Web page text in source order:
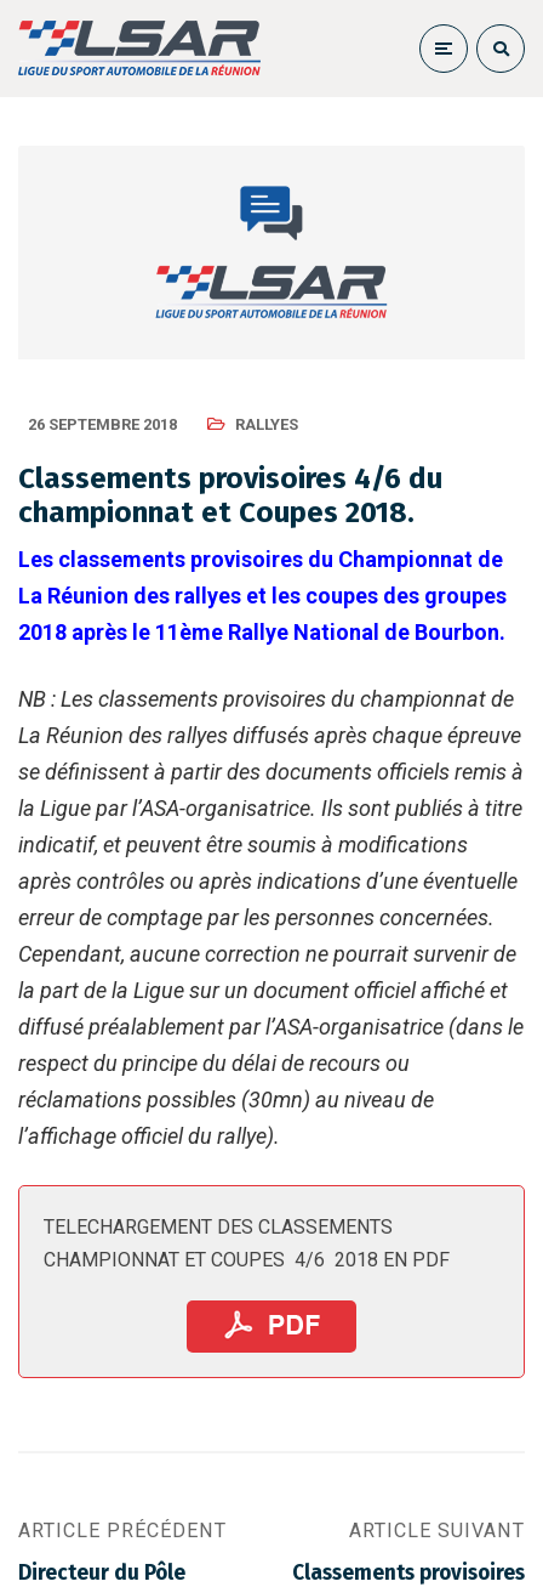
26 SEPTEMBRE 2018 RALLYES
Classements provisoires 4/6 du
championnat et Coupes 2018.
Les classements provisoires du Championnat de
La Réunion des rallyes et les coupes des groupes
2018 après le 11ème Rallye National de Bourbon.
NB : Les classements provisoires du championnat de
La Réunion des rallyes diffusés après chaque épreuve
se définissent à partir des documents officiels remis à
la Ligue par l’ASA-organisatrice. Ils sont publiés à titre
indicatif, et peuvent être soumis à modifications
après contrôles ou après indications d’une éventuelle
erreur de comptage par les personnes concernées.
Cependant, aucune correction ne pourrait survenir de
la part de la Ligue sur un document officiel affiché et
diffusé préalablement par l’ASA-organisatrice (dans le
respect du principe du délai de recours ou
réclamations possibles (30mn) au niveau de
l’affichage officiel du rallye).
TELECHARGEMENT DES CLASSEMENTS
CHAMPIONNAT ET COUPES 4/6 2018 EN PDF
ARTICLE PRÉCÉDENT
Directeur du Pôle
ARTICLE SUIVANT
Classements provisoires